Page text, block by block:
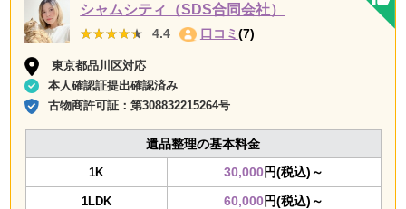
シャムシティ（SDS合同会社）
★★★★★
★★★★★ 4.4 口コミ (7)
東京都品川区対応
本人確認証提出確認済み
古物商許可証：第308832215264号
遺品整理の基本料金
1K 30,000円(税込)～
1LDK 60,000円(税込)～